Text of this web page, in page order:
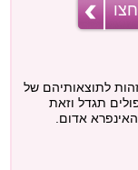
לתוצאותיהם של
תגדל וזאת
אדום.